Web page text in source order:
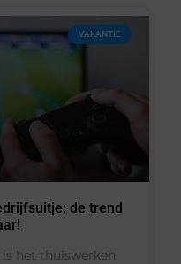
VAKANTIE
de trend
het thuiswerken